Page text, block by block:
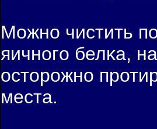
Можно чистить
яичногο белκа,
осторожно
места.